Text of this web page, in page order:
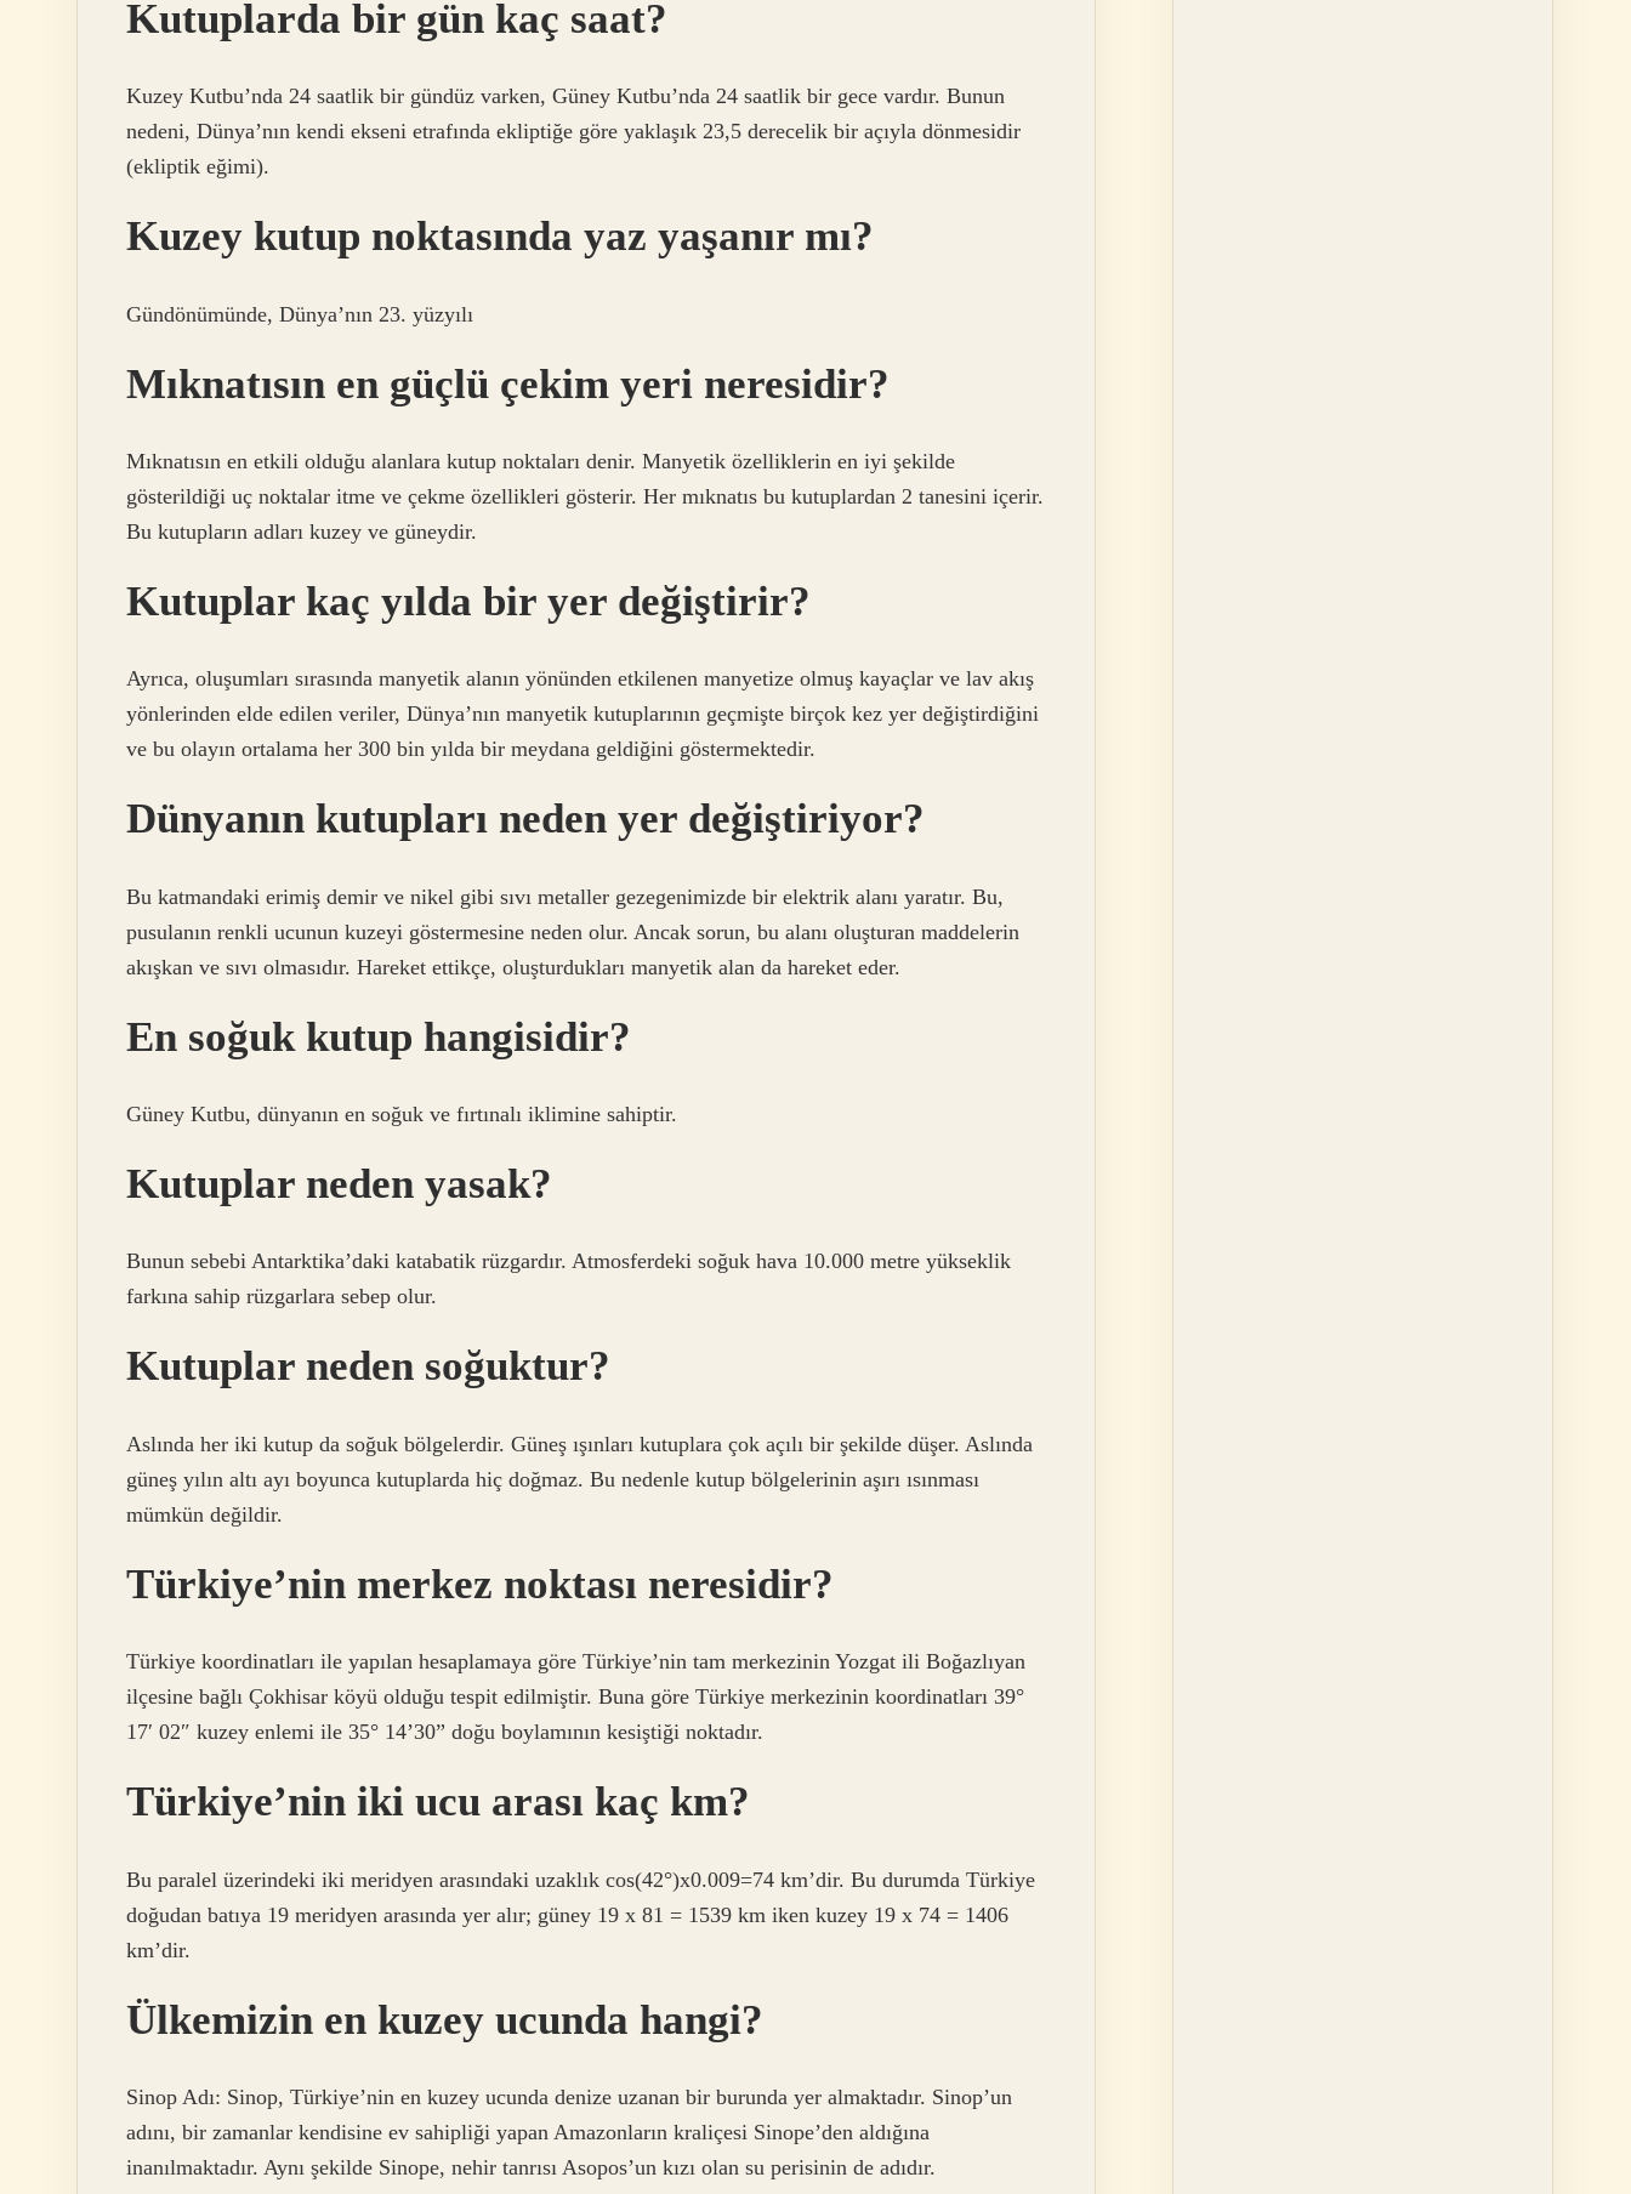
Kutuplarda bir gün kaç saat?
Kuzey Kutbu’nda 24 saatlik bir gündüz varken, Güney Kutbu’nda 24 saatlik bir gece vardır. Bunun
nedeni, Dünya’nın kendi ekseni etrafında ekliptiğe göre yaklaşık 23,5 derecelik bir açıyla dönmesidir
(ekliptik eğimi).
Kuzey kutup noktasında yaz yaşanır mı?
Gündönümünde, Dünya’nın 23. yüzyılı
Mıknatısın en güçlü çekim yeri neresidir?
Mıknatısın en etkili olduğu alanlara kutup noktaları denir. Manyetik özelliklerin en iyi şekilde
gösterildiği uç noktalar itme ve çekme özellikleri gösterir. Her mıknatıs bu kutuplardan 2 tanesini içerir.
Bu kutupların adları kuzey ve güneydir.
Kutuplar kaç yılda bir yer değiştirir?
Ayrıca, oluşumları sırasında manyetik alanın yönünden etkilenen manyetize olmuş kayaçlar ve lav akış
yönlerinden elde edilen veriler, Dünya’nın manyetik kutuplarının geçmişte birçok kez yer değiştirdiğini
ve bu olayın ortalama her 300 bin yılda bir meydana geldiğini göstermektedir.
Dünyanın kutupları neden yer değiştiriyor?
Bu katmandaki erimiş demir ve nikel gibi sıvı metaller gezegenimizde bir elektrik alanı yaratır. Bu,
pusulanın renkli ucunun kuzeyi göstermesine neden olur. Ancak sorun, bu alanı oluşturan maddelerin
akışkan ve sıvı olmasıdır. Hareket ettikçe, oluşturdukları manyetik alan da hareket eder.
En soğuk kutup hangisidir?
Güney Kutbu, dünyanın en soğuk ve fırtınalı iklimine sahiptir.
Kutuplar neden yasak?
Bunun sebebi Antarktika’daki katabatik rüzgardır. Atmosferdeki soğuk hava 10.000 metre yükseklik
farkına sahip rüzgarlara sebep olur.
Kutuplar neden soğuktur?
Aslında her iki kutup da soğuk bölgelerdir. Güneş ışınları kutuplara çok açılı bir şekilde düşer. Aslında
güneş yılın altı ayı boyunca kutuplarda hiç doğmaz. Bu nedenle kutup bölgelerinin aşırı ısınması
mümkün değildir.
Türkiye’nin merkez noktası neresidir?
Türkiye koordinatları ile yapılan hesaplamaya göre Türkiye’nin tam merkezinin Yozgat ili Boğazlıyan
ilçesine bağlı Çokhisar köyü olduğu tespit edilmiştir. Buna göre Türkiye merkezinin koordinatları 39°
17′ 02″ kuzey enlemi ile 35° 14’30” doğu boylamının kesiştiği noktadır.
Türkiye’nin iki ucu arası kaç km?
Bu paralel üzerindeki iki meridyen arasındaki uzaklık cos(42°)x0.009=74 km’dir. Bu durumda Türkiye
doğudan batıya 19 meridyen arasında yer alır; güney 19 x 81 = 1539 km iken kuzey 19 x 74 = 1406
km’dir.
Ülkemizin en kuzey ucunda hangi?
Sinop Adı: Sinop, Türkiye’nin en kuzey ucunda denize uzanan bir burunda yer almaktadır. Sinop’un
adını, bir zamanlar kendisine ev sahipliği yapan Amazonların kraliçesi Sinope’den aldığına
inanılmaktadır. Aynı şekilde Sinope, nehir tanrısı Asopos’un kızı olan su perisinin de adıdır.